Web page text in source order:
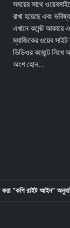
সময়ের সাথে
রাখা হয়েছে এবং
এখানে কমেন্ট আকারে
ম্যাজিকের ওয়েব
ভিডিওর কমেন্টে
অংশ হোন...
"কপি রাইট আইন"